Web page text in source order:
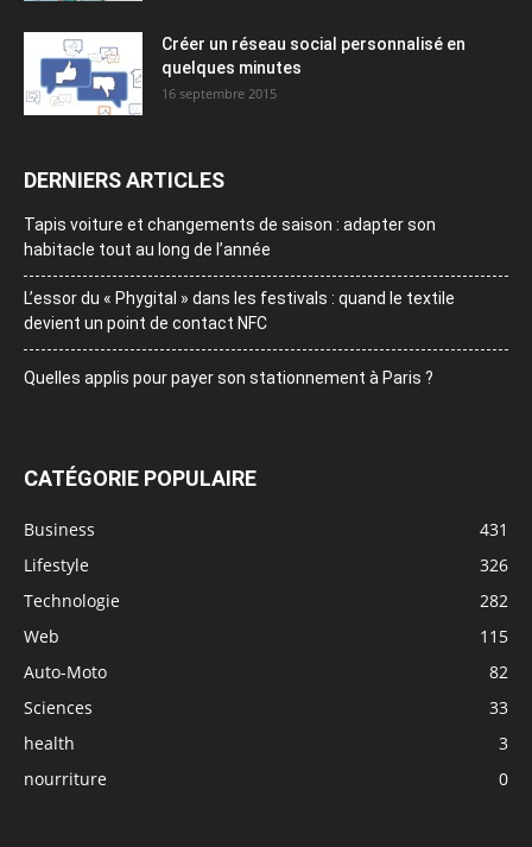
Créer un réseau social personnalisé en
quelques minutes
16 septembre 2015
DERNIERS ARTICLES
Tapis voiture et changements de saison : adapter son
habitacle tout au long de l’année
L’essor du « Phygital » dans les festivals : quand le textile
devient un point de contact NFC
Quelles applis pour payer son stationnement à Paris ?
CATÉGORIE POPULAIRE
Business
431
Lifestyle
326
Technologie
282
Web
115
Auto-Moto
82
Sciences
33
health
3
nourriture
0